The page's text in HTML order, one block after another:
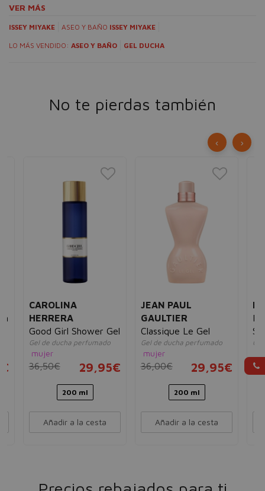
VER MÁS
ISSEY MIYAKE ASEO Y BAÑO ISSEY MIYAKE
LO MÁS VENDIDO: ASEO Y BAÑO GEL DUCHA
No te pierdas también
CAROLINA
HERRERA
Good Girl Shower Gel
Gel de ducha perfumado
mujer
36,50€ 29,95€
200 ml
Añadir a la cesta
JEAN PAUL
GAULTIER
Classique Le Gel
Gel de ducha perfumado
mujer
36,00€ 29,95€
200 ml
Añadir a la cesta
‹ ›